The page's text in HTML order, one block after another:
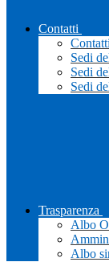
Contatti
Contatti
Sedi
Sedi
Sedi
Trasparenza
Albo
Albo